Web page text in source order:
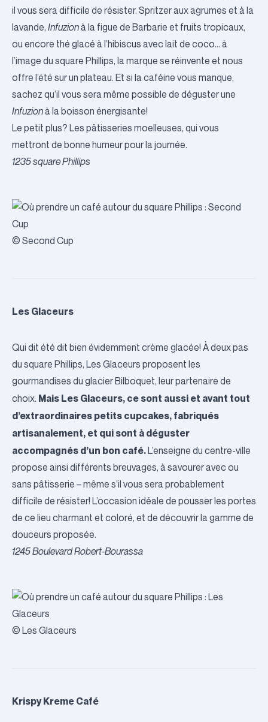
il vous sera difficile de résister. Spritzer aux agrumes et à la
lavande, Infuzionà la figue de Barbarie et fruits tropicaux,
ou encore thé glacé à l’hibiscus avec lait de coco… à
l’image du square Phillips, la marque se réinvente et nous
offre l’été sur un plateau. Et si la caféine vous manque,
sachez qu’il vous sera même possible de déguster une
Infuzionà la boisson énergisante!
Le petit plus? Les pâtisseries moelleuses, qui vous
mettront de bonne humeur pour la journée.
1235 square Phillips
© Second Cup
Les Glaceurs
Qui dit été dit bien évidemment crème glacée! À deux pas
du square Phillips, Les Glaceurs proposent les
gourmandises du glacier Bilboquet, leur partenaire de
choix. Mais Les Glaceurs, ce sont aussi et avant tout
d’extraordinaires petits cupcakes, fabriqués
artisanalement, et qui sont à déguster
accompagnés d’un bon café.L’enseigne du centre-ville
propose ainsi différents breuvages, à savourer avec ou
sans pâtisserie – même s’il vous sera probablement
difficile de résister! L’occasion idéale de pousser les portes
de ce lieu charmant et coloré, et de découvrir la gamme de
douceurs proposée.
1245 Boulevard Robert-Bourassa
© Les Glaceurs
Krispy Kreme Café